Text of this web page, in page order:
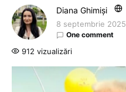
Diana Ghimiși
8 septembrie 2025
One comment
912 vizualizări